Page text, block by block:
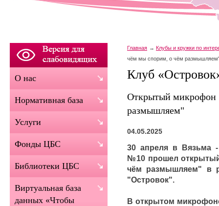
Главная
Клубы и кружки по
чём мы спорим, о чём
Клуб
Открытый
размышляем"
04.05.2025
30 апреля в Вязьма -
№10 прошел
чём размышляем" в
"Островок".
В открытом
О нас
Нормативная база
Услуги
Фонды ЦБС
Библиотеки ЦБС
Виртуальная база
данных «Чтобы